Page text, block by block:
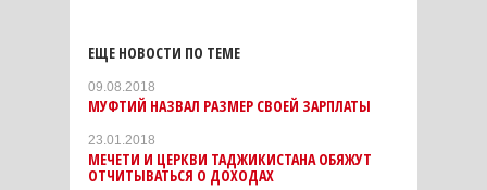
ЕЩЕ НОВОСТИ ПО ТЕМЕ
09.08.2018
МУФТИЙ НАЗВАЛ РАЗМЕР СВОЕЙ ЗАРПЛАТЫ
23.01.2018
МЕЧЕТИ И ЦЕРКВИ ТАДЖИКИСТАНА ОБЯЖУТ
ОТЧИТЫВАТЬСЯ О ДОХОДАХ